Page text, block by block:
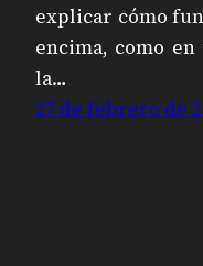
explicar cómo
encima, como
la…
27 de febrero de